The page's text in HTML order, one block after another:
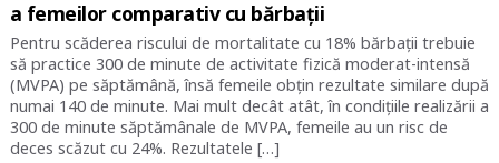
a femeilor comparativ cu bărbații
Pentru scăderea riscului de mortalitate cu 18% bărbații trebuie
să practice 300 de minute de activitate fizică moderat-intensă
(MVPA) pe săptămână, însă femeile obțin rezultate similare după
numai 140 de minute. Mai mult decât atât, în condițiile realizării a
300 de minute săptămânale de MVPA, femeile au un risc de
deces scăzut cu 24%. Rezultatele […]